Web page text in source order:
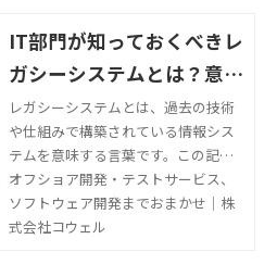
IT部門が知っておくべきレ
ガシーシステムとは？意味
や問題点から脱却に必要な
ポイントまでを解説
レガシーシステムとは、過去の技術
や仕組みで構築されている情報シス
テムを意味する言葉です。この記事
では、レガシーシステムの意味や問
題点、脱却に必要なポイントを解説
します。
オフショア開発・テストサービス、
ソフトウェア開発までおまかせ｜株
式会社コウェル